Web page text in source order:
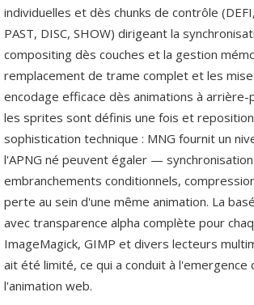
individuelles et dès chunks de contrôle
PAST, DISC, SHOW) dirigeant la
compositing dès couches et la gestion
remplacement de trame complet et les
encodage efficace dès animations à
les sprites sont définis une fois et
sophistication technique : MNG fournit un
l'APNG né peuvent égaler —
embranchements conditionnels,
perte au sein d'une même animation. La basé
avec transparence alpha complète pour
ImageMagick, GIMP et divers lecteurs
ait été limité, ce qui a conduit à
l'animation web.